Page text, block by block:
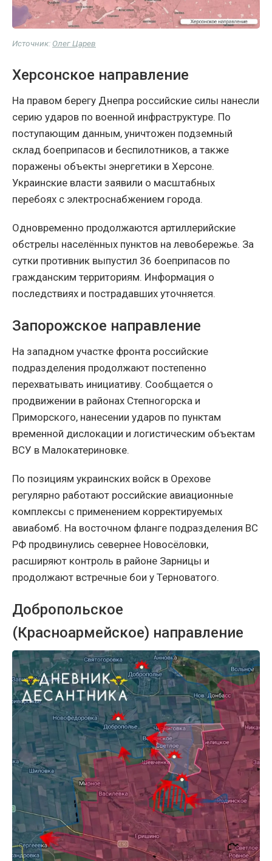
Источник: Олег Царев
Херсонское направление
На правом берегу Днепра российские силы нанесли
серию ударов по военной инфраструктуре. По
поступающим данным, уничтожен подземный
склад боеприпасов и беспилотников, а также
поражены объекты энергетики в Херсоне.
Украинские власти заявили о масштабных
перебоях с электроснабжением города.
Одновременно продолжаются артиллерийские
обстрелы населённых пунктов на левобережье. За
сутки противник выпустил 36 боеприпасов по
гражданским территориям. Информация о
последствиях и пострадавших уточняется.
Запорожское направление
На западном участке фронта российские
подразделения продолжают постепенно
перехватывать инициативу. Сообщается о
продвижении в районах Степногорска и
Приморского, нанесении ударов по пунктам
временной дислокации и логистическим объектам
ВСУ в Малокатериновке.
По позициям украинских войск в Орехове
регулярно работают российские авиационные
комплексы с применением корректируемых
авиабомб. На восточном фланге подразделения ВС
РФ продвинулись севернее Новосёловки,
расширяют контроль в районе Зарницы и
продолжают встречные бои у Терноватого.
Добропольское
(Красноармейское) направление